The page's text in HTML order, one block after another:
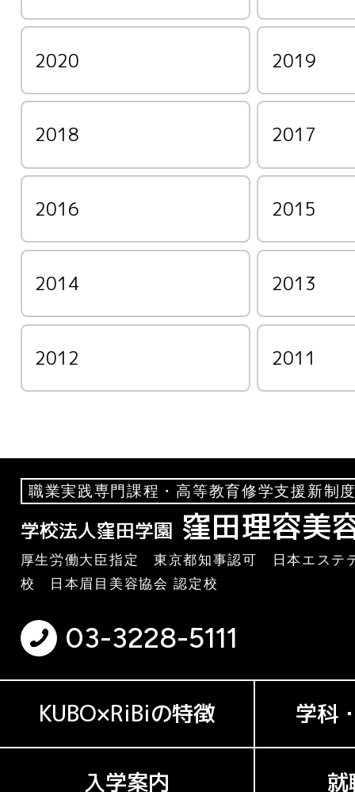
2020 2019
2018 2017
2016 2015
2014 2013
2012 2011
職業実践専門課程・高等教育修学支援新制
学校法人窪田学園 窪田理容美
厚生労働大臣指定 東京都知事認可 日本エステ
校 日本眉目美容協会 認定校
03-3228-5111
KUBO×RiBiの特徴 学科
入学案内